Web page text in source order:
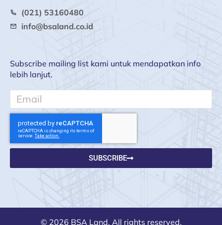
(021) 53160480
info@bsaland.co.id
Subscribe mailing list kami untuk mendapatkan info
lebih lanjut.
Email
SUBSCRIBE
© 2026 BSA Land. All rights reserved.